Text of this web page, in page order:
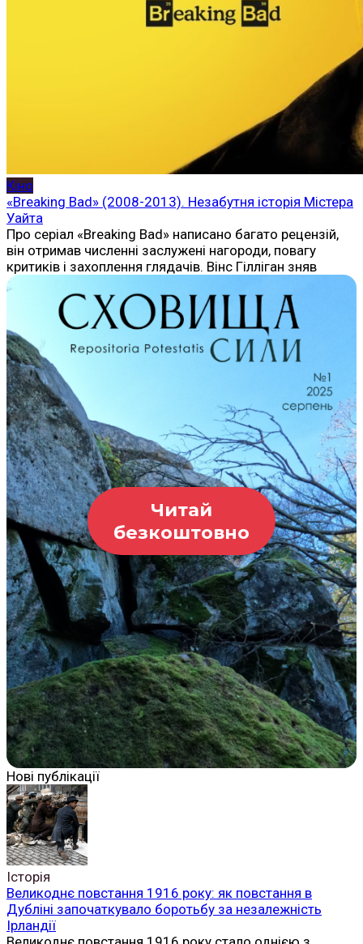
Кіно
«Breaking Bad» (2008-2013). Незабутня історія Містера
Уайта
Про серіал «Breaking Bad» написано багато рецензій,
він отримав численні заслужені нагороди, повагу
критиків і захоплення глядачів. Вінс Гілліган зняв
Читай
безкоштовно
Нові публікації
Історія
Великоднє повстання 1916 року: як повстання в
Дубліні започаткувало боротьбу за незалежність
Ірландії